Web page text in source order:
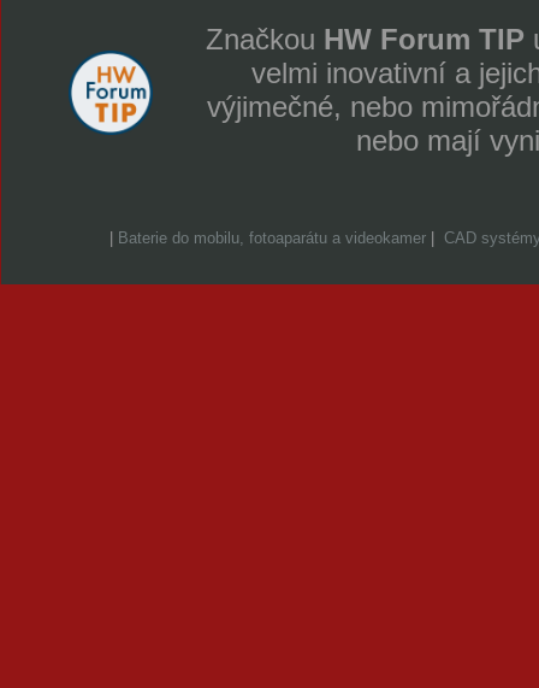
Značkou HW Forum TIP
velmi inovativní a
výjimečné, nebo
nebo mají
Baterie do mobilu, fotoaparátu a videokamer CAD